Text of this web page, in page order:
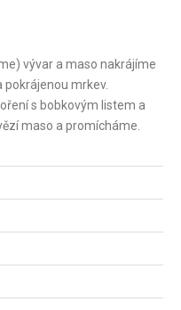
vývar a maso nakrájíme
pokrájenou mrkev.
s bobkovým listem a
maso a promícháme.